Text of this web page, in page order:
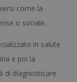
come la
o sociale.
in salute
e poi la
di diagnosticare